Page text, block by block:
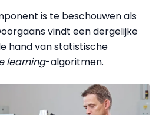
is te beschouwen als
vindt een dergelijke
hand van statistische
learning-algoritmen.